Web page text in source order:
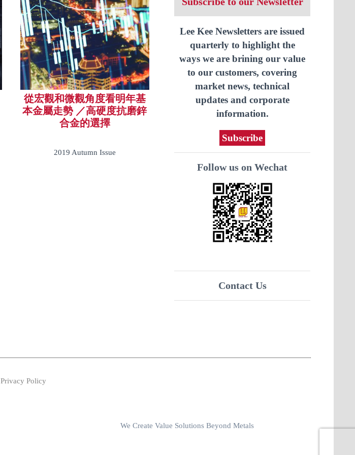
從宏觀和微觀角度看明年基
本金屬走勢 ／高硬度抗磨鋅
合金的選擇
2019 Autumn Issue
Lee Kee Newsletters are issued
quarterly to highlight the
ways we are brining our value
to our customers, covering
market news, technical
updates and corporate
information.
Subscribe
Follow us on Wechat
Contact Us
Privacy Policy
We Create Value Solutions Beyond Metals